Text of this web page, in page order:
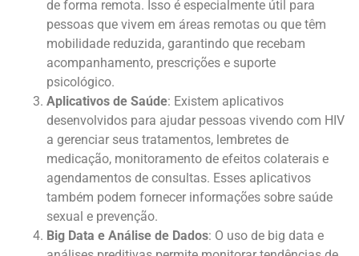
de forma remota. Isso é especialmente útil para
pessoas que vivem em áreas remotas ou que têm
mobilidade reduzida, garantindo que recebam
acompanhamento, prescrições e suporte
psicológico.
Aplicativos de Saúde: Existem aplicativos
desenvolvidos para ajudar pessoas vivendo com HIV
a gerenciar seus tratamentos, lembretes de
medicação, monitoramento de efeitos colaterais e
agendamentos de consultas. Esses aplicativos
também podem fornecer informações sobre saúde
sexual e prevenção.
Big Data e Análise de Dados: O uso de big data e